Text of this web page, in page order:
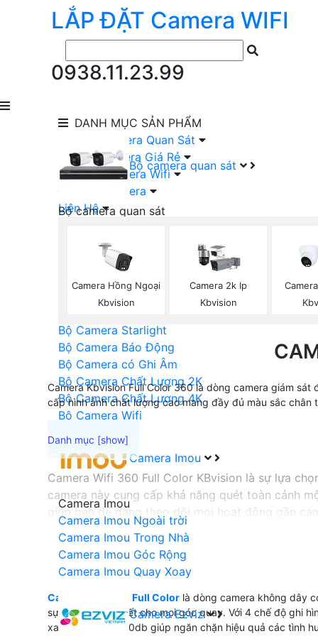
LẮP ĐẶT Camera WIFI
0938.11.23.99
DANH MỤC SẢN PHẨM
Bộ camera quan sát
Bộ camera quan sát
Camera KBVISION Trọn Bộ
Camera DAHUA Trọn Bộ
Camera giá Rẻ Trọn Bộ
Bộ Camera Nên Dùng
Bộ Camera Starlight
Bộ Camera Báo Động
Bộ Camera có Ghi Âm
Bộ Camera Chất Lượng 2K
Bộ Camera Chất Lượng 4K
Bộ Camera Wifi
Camera Imou
Camera Imou
Camera Imou Ngoài trời
Camera Imou Trong Nhà
Camera Imou Góc Rộng
Camera Imou Quay Xoay
Camera Ezviz
lắp Đặt Camera Quan Sát
Lắp Bộ Camera Giá Rẻ
Lắp Đặt Camera Wifi
Đầu Ghi Camera
Liên Hệ
Camera Hồng Ngoại
Kbvision
Camera 2k Ip
Kbvision
Camera Kbvision Full Color 360 là dòng camera giám
cấp hình ảnh chất lượng cao mang đầy đủ màu sắc
Camera Wifi 360 Full Color KBvision là sự lựa
camera này cung cấp khả năng quét toàn cảnh
giúp bạn dễ dàng theo dõi mọi hoạt động gần
H.265+, camera giúp tiết kiệm băng thông và
Với những tính năng ưu việt này, Camera Wifi
'Camera Wifi 360 Full Color là dòng camera không dây
sự rõ nét và chi tiết cho mọi góc quay. Với 4 chế độ ghi
xanh đỏ và còi 110db giúp ngăn chặn hiệu quả các tình